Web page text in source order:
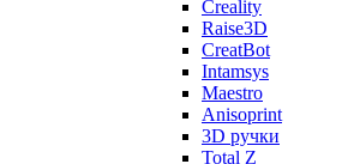
Creality
Raise3D
CreatBot
Intamsys
Maestro
Anisoprint
3D ручки
Total Z